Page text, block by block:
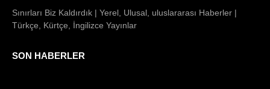
Sınırları Biz Kaldırdık | Yerel, Ulusal, uluslararası Haberler |
Türkçe, Kürtçe, İngilizce Yayınlar
SON HABERLER